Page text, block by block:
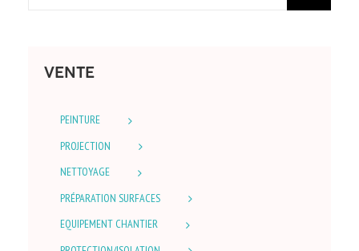
VENTE
PEINTURE
PROJECTION
NETTOYAGE
PRÉPARATION SURFACES
EQUIPEMENT CHANTIER